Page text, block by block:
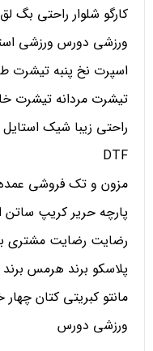
کارگو شلوار راحتی بگ
ورزشی دورس ورزشی
اسپرت نخ پنبه تیشرت
تیشرت مردانه تیشرت
راحتی زیبا شیک
DTF
پارچه حریر کریپ ساتن
رضایت رضایت مشتری
پلاسکو برند هرمس برند
مانتو کبریتی کتان
ورزشی دورس